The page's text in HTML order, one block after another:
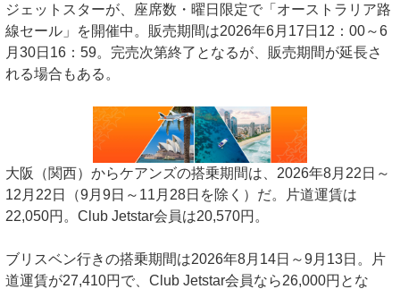
ジェットスターが、座席数・曜日限定で「オーストラリア路
線セール」を開催中。販売期間は2026年6月17日12：00～6
月30日16：59。完売次第終了となるが、販売期間が延長さ
れる場合もある。
大阪（関西）からケアンズの搭乗期間は、2026年8月22日～
12月22日（9月9日～11月28日を除く）だ。片道運賃は
22,050円。Club Jetstar会員は20,570円。
ブリスベン行きの搭乗期間は2026年8月14日～9月13日。片
道運賃が27,410円で、Club Jetstar会員なら26,000円とな